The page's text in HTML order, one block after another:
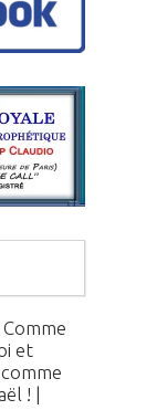
et
! |